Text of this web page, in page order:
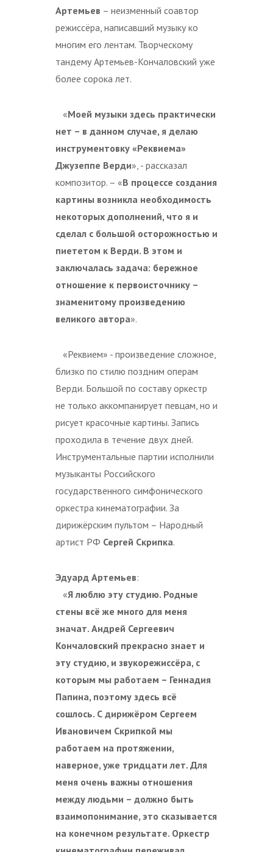
Артемьев – неизменный соавтор
режиссёра, написавший музыку ко
многим его лентам. Творческому
тандему Артемьев-Кончаловский уже
более сорока лет.
«Моей музыки здесь практически
нет – в данном случае, я делаю
инструментовку «Реквиема»
Джузеппе Верди», - рассказал
композитор. – «В процессе создания
картины возникла необходимость
некоторых дополнений, что я и
сделал с большой осторожностью и
пиететом к Верди. В этом и
заключалась задача: бережное
отношение к первоисточнику –
знаменитому произведению
великого автора».
«Реквием» - произведение сложное,
близко по стилю поздним операм
Верди. Большой по составу оркестр
не только аккомпанирует певцам, но и
рисует красочные картины. Запись
проходила в течение двух дней.
Инструментальные партии исполнили
музыканты Российского
государственного симфонического
оркестра кинематографии. За
дирижёрским пультом – Народный
артист РФ Сергей Скрипка.
Эдуард Артемьев:
«Я люблю эту студию. Родные
стены всё же много для меня
значат. Андрей Сергеевич
Кончаловский прекрасно знает и
эту студию, и звукорежиссёра, с
которым мы работаем – Геннадия
Папина, поэтому здесь всё
сошлось. С дирижёром Сергеем
Ивановичем Скрипкой мы
работаем на протяжении,
наверное, уже тридцати лет. Для
меня очень важны отношения
между людьми – должно быть
взаимопонимание, это сказывается
на конечном результате. Оркестр